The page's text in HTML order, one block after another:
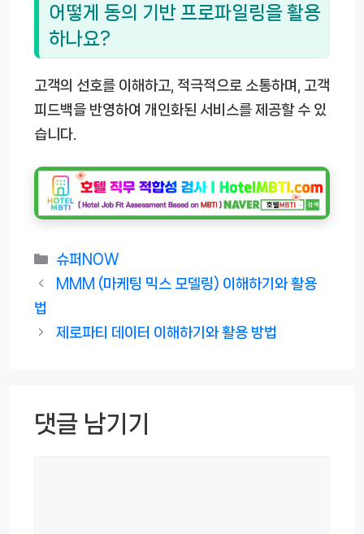
어떻게 동의 기반 프로파일링을 활용
하나요?
고객의 선호를 이해하고, 적극적으로 소통하며, 고객
피드백을 반영하여 개인화된 서비스를 제공할 수 있
습니다.
카
테
슈퍼NOW
MMM (마케팅 믹스 모델링) 이해하기와 활용
법
제로파티 데이터 이해하기와 활용 방법
댓글 남기기